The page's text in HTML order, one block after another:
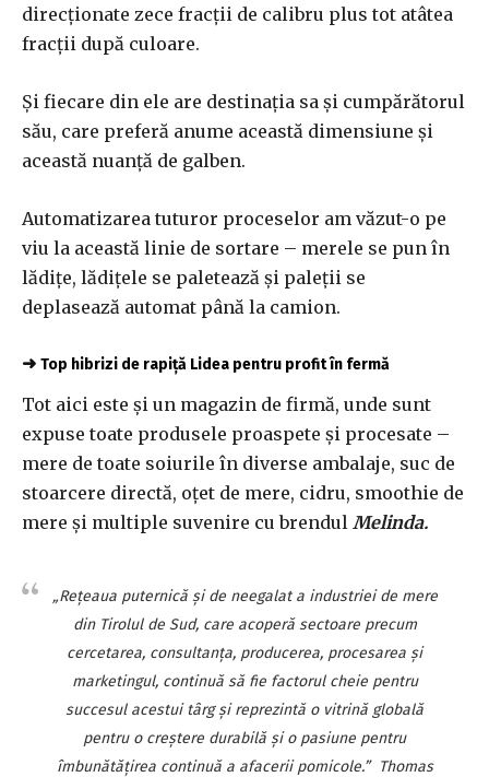
direcționate zece fracții de calibru plus tot atâtea
fracții după culoare.
Și fiecare din ele are destinația sa și cumpărătorul
său, care preferă anume această dimensiune și
această nuanță de galben.
Automatizarea tuturor proceselor am văzut-o pe
viu la această linie de sortare – merele se pun în
lădițe, lădițele se paletează și paleții se
deplasează automat până la camion.
➜ Top hibrizi de rapiță Lidea pentru profit în fermă
Tot aici este și un magazin de firmă, unde sunt
expuse toate produsele proaspete și procesate –
mere de toate soiurile în diverse ambalaje, suc de
stoarcere directă, oțet de mere, cidru, smoothie de
mere și multiple suvenire cu brendul Melinda.
„Rețeaua puternică și de neegalat a industriei de mere
din Tirolul de Sud, care acoperă sectoare precum
cercetarea, consultanța, producerea, procesarea și
marketingul, continuă să fie factorul cheie pentru
succesul acestui târg și reprezintă o vitrină globală
pentru o creștere durabilă și o pasiune pentru
îmbunătățirea continuă a afacerii pomicole.”Thomas